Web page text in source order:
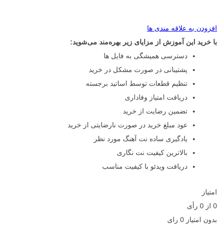
افزودن به علاقه مندی ها
با خرید این آموزش از مزایای زیر بهره‌مند می‌شوید:
دسترسی همیشگی به فایل ها
پشتیبانی در صورت مشکل در خرید
تنظیم قطعات توسط اساتید برجسته
دریافت امتیاز وفاداری
تضمین رضایت از خرید
عود مبلغ خرید در صورت نارضایتی از خرید
یادگیری ساده نت آهنگ مورد نظر
بالاترین کیفیت نت نگاری
دریافت ویدئو با کیفیت مناسب
امتیاز
0 از 0 رأی
بدون امتیاز 0 رای